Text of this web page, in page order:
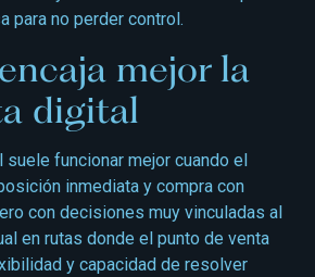
para no perder control.
mejor la
digital
suele funcionar mejor cuando el
inmediata y compra con
con decisiones muy vinculadas al
en rutas donde el punto de venta
y capacidad de resolver